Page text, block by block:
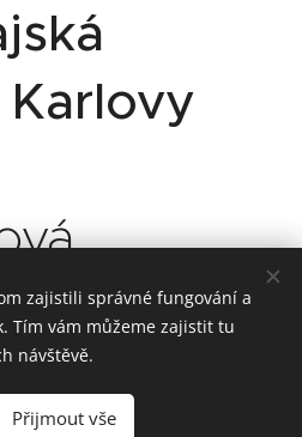
poskytlPexels
Webnode
zajistili správné fungování a
Tím vám můžeme zajistit tu
návštěvě.
Přijmout vše